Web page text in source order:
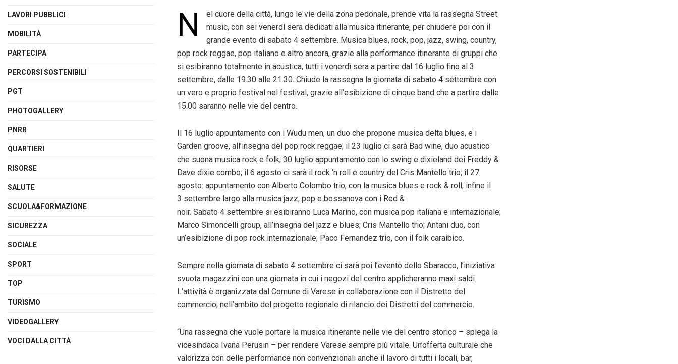
N
el cuore della città, lungo le vie della zona pedonale, prende vita la rassegna Street
music, con sei venerdì sera dedicati alla musica itinerante, per chiudere poi con il
grande evento di sabato 4 settembre. Musica blues, rock, pop, jazz, swing, country,
pop rock reggae, pop italiano e altro ancora, grazie alla performance itinerante di gruppi che
si esibiranno totalmente in acustica, tutti i venerdì sera a partire dal 16 luglio fino al 3
settembre, dalle 19.30 alle 21.30. Chiude la rassegna la giornata di sabato 4 settembre con
un vero e proprio festival nel festival, grazie all’esibizione di cinque band che a partire dalle
15.00 saranno nelle vie del centro.
Il 16 luglio appuntamento con i Wudu men, un duo che propone musica delta blues, e i
Garden groove, all’insegna del pop rock reggae; il 23 luglio ci sarà Bad wine, duo acustico
che suona musica rock e folk; 30 luglio appuntamento con lo swing e dixieland dei Freddy &
Dave dixie combo; il 6 agosto ci sarà il rock ‘n roll e country del Cris Mantello trio; il 27
agosto: appuntamento con Alberto Colombo trio, con la musica blues e rock & roll; infine il
3 settembre largo alla musica jazz, pop e bossanova con i Red &
noir. Sabato 4 settembre si esibiranno Luca Marino, con musica pop italiana e internazionale;
Marco Simoncelli group, all’insegna del jazz e blues; Cris Mantello trio; Antani duo, con
un’esibizione di pop rock internazionale; Paco Fernandez trio, con il folk caraibico.
Sempre nella giornata di sabato 4 settembre ci sarà poi l’evento dello Sbaracco, l’iniziativa
svuota magazzini con una giornata in cui i negozi del centro applicheranno maxi saldi.
L’attività è organizzata dal Comune di Varese in collaborazione con il Distretto del
commercio, nell’ambito del progetto regionale di rilancio dei Distretti del commercio.
“Una rassegna che vuole portare la musica itinerante nelle vie del centro storico – spiega la
vicesindaca Ivana Perusin – per rendere Varese sempre più vitale. Un’offerta culturale che
valorizza con delle performance non convenzionali anche il lavoro di tutti i locali, bar,
LAVORI PUBBLICI
MOBILITÀ
PARTECIPA
PERCORSI SOSTENIBILI
PGT
PHOTOGALLERY
PNRR
QUARTIERI
RISORSE
SALUTE
SCUOLA&FORMAZIONE
SICUREZZA
SOCIALE
SPORT
TOP
TURISMO
VIDEOGALLERY
VOCI DALLA CITTÀ